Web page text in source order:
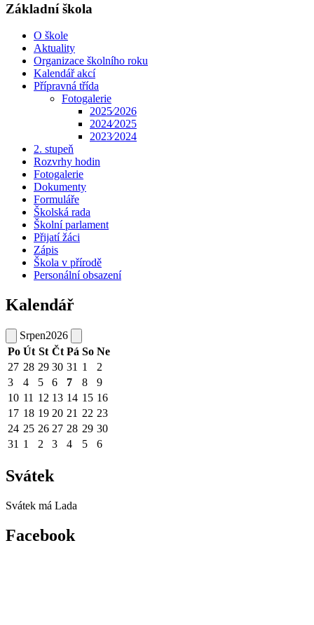
Základní škola
O škole
Aktuality
Organizace školního roku
Kalendář akcí
Přípravná třída
Fotogalerie
2025⁄2026
2024⁄2025
2023⁄2024
2. stupeň
Rozvrhy hodin
Fotogalerie
Dokumenty
Formuláře
Školská rada
Školní parlament
Přijatí žáci
Zápis
Škola v přírodě
Personální obsazení
Kalendář
Srpen2026
Po Út St Čt Pá So Ne
27 28 29 30 31 1
2
3
4 5 6 7 8
9
10 11 12 13 14 15 16
17 18 19 20 21 22 23
24 25 26 27 28 29 30
31 1 2 3 4 5 6
Svátek
Svátek má Lada
Facebook